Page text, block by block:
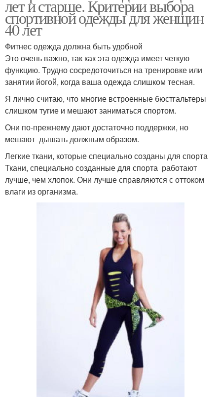
лет и старше. Критерии выбора
спортивной одежды для женщин
40 лет
Фитнес одежда должна быть удобной
Это очень важно, так как эта одежда имеет четкую
функцию. Трудно сосредоточиться на тренировке или
занятии йогой, когда ваша одежда слишком тесная.
Я лично считаю, что многие встроенные бюстгальтеры
слишком тугие и мешают заниматься спортом.
Они по-прежнему дают достаточно поддержки, но
мешают дышать должным образом.
Легкие ткани, которые специально созданы для спорта
Ткани, специально созданные для спорта работают
лучше, чем хлопок. Они лучше справляются с оттоком
влаги из организма.